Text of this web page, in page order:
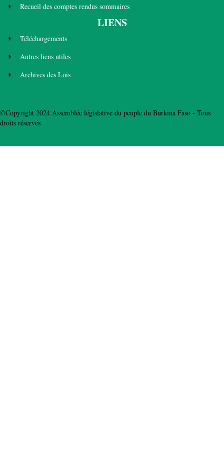
Recueil des comptes rendus sommaires
LIENS
Téléchargements
Autres liens utiles
Archives des Lois
©Copyright 2024 Assemblée législative du peuple du Burkina Faso - Tous
droits réservés